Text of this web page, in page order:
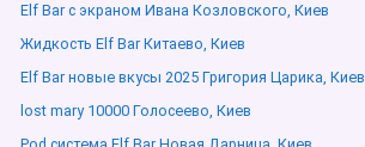
Elf Bar с экраном Ивана Козловского, Киев
Жидкость Elf Bar Китаево, Киев
Elf Bar новые вкусы 2025 Григория Царика, Киев
lost mary 10000 Голосеево, Киев